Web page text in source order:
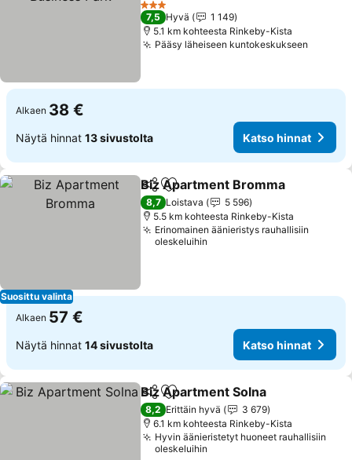
3 Tähtiluokitus
7,5 Hyvä
1 149
5.1 km kohteesta Rinkeby-Kista
Pääsy läheiseen kuntokeskukseen
Alkaen 38 €
Näytä hinnat 13 sivustolta Katso hinnat
Suosittu valinta
Jaa Lisää suosikkeihin
Biz Apartment Bromma
8,7 Loistava
5 596
5.5 km kohteesta Rinkeby-Kista
Erinomainen äänieristys rauhallisiin
oleskeluihin
Alkaen 57 €
Näytä hinnat 14 sivustolta Katso hinnat
Jaa Lisää suosikkeihin
Biz Apartment Solna
8,2 Erittäin hyvä
3 679
6.1 km kohteesta Rinkeby-Kista
Hyvin äänieristetyt huoneet rauhallisiin
oleskeluihin